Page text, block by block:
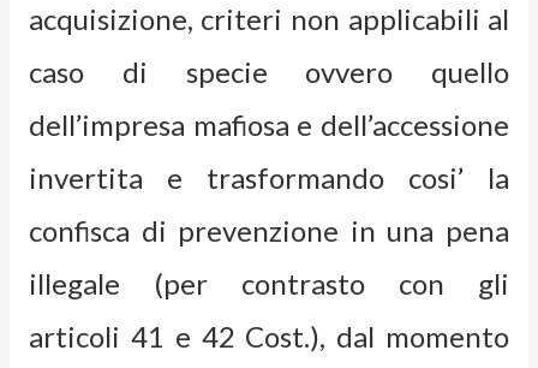
acquisizione, criteri non applicabili al
caso di specie ovvero quello
dell’impresa mafiosa e dell’accessione
invertita e trasformando cosi’ la
confisca di prevenzione in una pena
illegale (per contrasto con gli
articoli 41 e 42 Cost.), dal momento